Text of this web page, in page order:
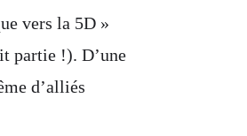
vers la 5D »
partie !). D’une
d’alliés